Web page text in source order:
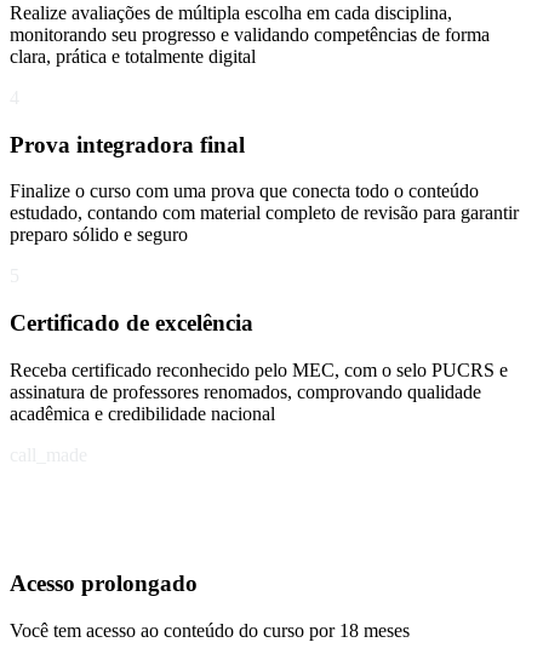
Realize avaliações de múltipla escolha em cada disciplina,
monitorando seu progresso e validando competências de forma
clara, prática e totalmente digital
Prova integradora final
Finalize o curso com uma prova que conecta todo o conteúdo
estudado, contando com material completo de revisão para garantir
preparo sólido e seguro
Certificado de excelência
Receba certificado reconhecido pelo MEC, com o selo PUCRS e
assinatura de professores renomados, comprovando qualidade
acadêmica e credibilidade nacional
Acesso prolongado
Você tem acesso ao conteúdo do curso por 18 meses